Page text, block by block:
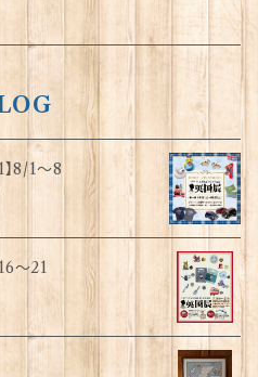
8/1〜8
～21